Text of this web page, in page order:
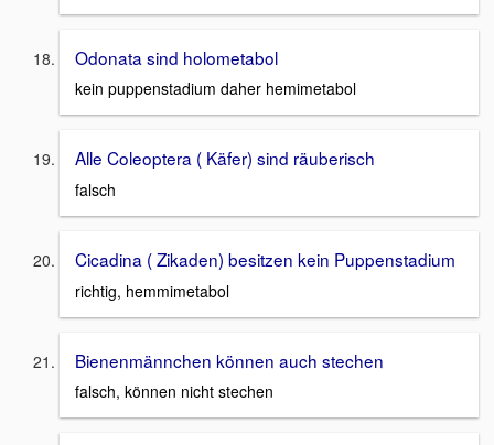
Odonata sind holometabol
kein puppenstadium daher hemimetabol
Alle Coleoptera ( Käfer) sind räuberisch
falsch
Cicadina ( Zikaden) besitzen kein Puppenstadium
richtig, hemmimetabol
Bienenmännchen können auch stechen
falsch, können nicht stechen